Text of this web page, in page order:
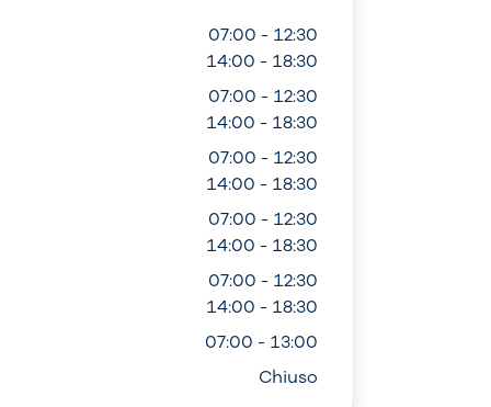
07:00 - 12:30
14:00 - 18:30
07:00 - 12:30
14:00 - 18:30
07:00 - 12:30
14:00 - 18:30
07:00 - 12:30
14:00 - 18:30
07:00 - 12:30
14:00 - 18:30
07:00 - 13:00
Chiuso